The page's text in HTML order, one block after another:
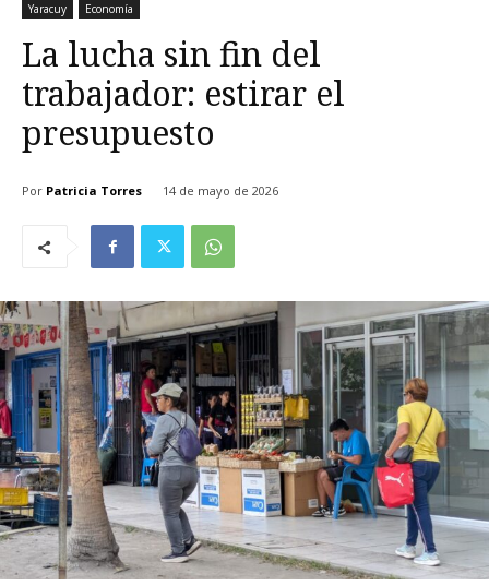
Yaracuy Economía
La lucha sin fin del
trabajador: estirar el
presupuesto
Por Patricia Torres 14 de mayo de 2026